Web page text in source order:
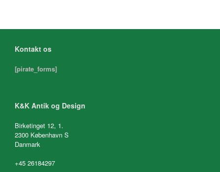
Kontakt os
[pirate_forms]
K&K Antik og Design
Birketinget 12, 1.
2300 København S
Danmark
+45 26184297